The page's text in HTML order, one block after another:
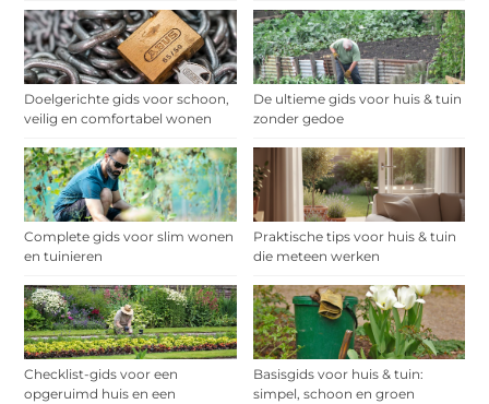
Doelgerichte gids voor schoon,
veilig en comfortabel wonen
De ultieme gids voor huis & tuin
zonder gedoe
Complete gids voor slim wonen
en tuinieren
Praktische tips voor huis & tuin
die meteen werken
Checklist-gids voor een
opgeruimd huis en een
Basisgids voor huis & tuin:
simpel, schoon en groen